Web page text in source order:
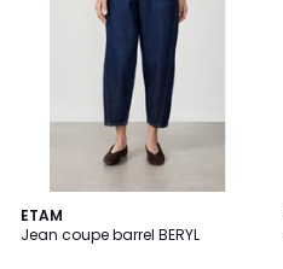
ETAM
Jean coupe barrel BERYL